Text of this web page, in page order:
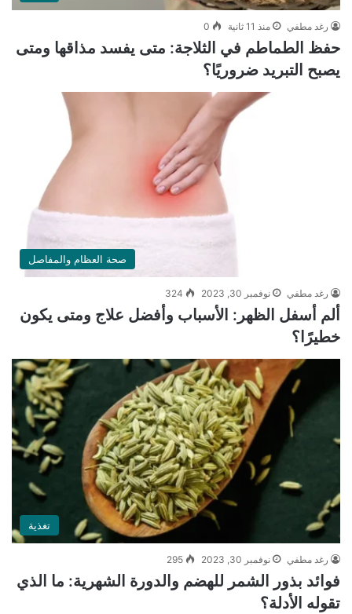
رغد مطفي منذ 11 ثانية 0
حفظ الطماطم في الثلاجة: متى يفسد مذاقها ومتى
يصبح التبريد ضروريًا؟
صحة العظام والمفاصل
رغد مطفي نوفمبر 30, 2023 324
ألم أسفل الظهر: الأسباب وأفضل علاج ومتى يكون
خطيرًا؟
تغذية
رغد مطفي نوفمبر 30, 2023 295
فوائد بذور الشمر للهضم والدورة الشهرية: ما الذي
تقوله الأدلة؟